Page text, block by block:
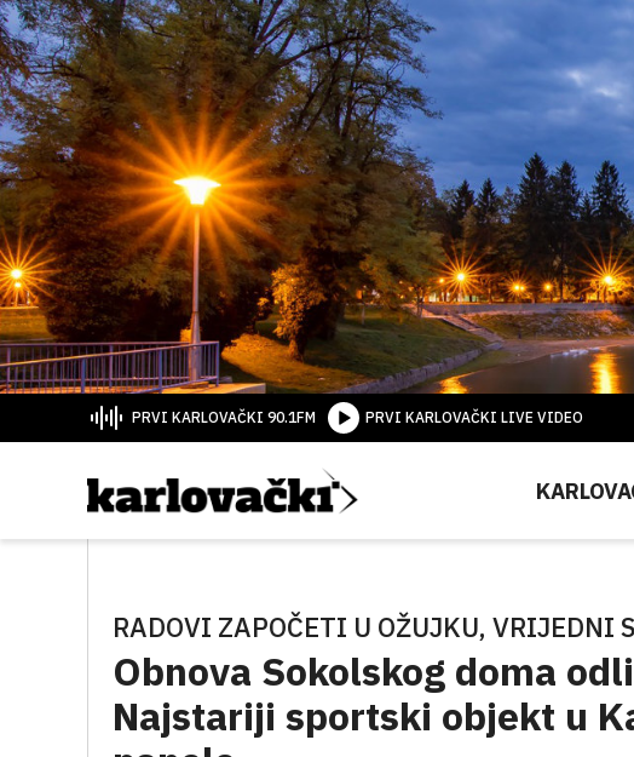
PRVI KARLOVAČKI 90.1FM PRVI KARLOVAČKI LIVE VIDEO
RADOVI ZAPOČETI U OŽUJKU, VRIJEDNI
Obnova Sokolskog doma
Najstariji sportski objekt u